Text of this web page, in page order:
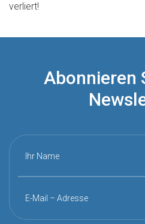
verliert!
Abonnieren
Ihr Name
E-Mail – Adresse